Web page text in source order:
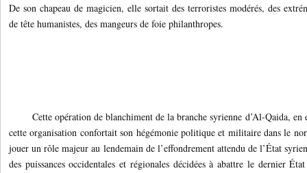
De son chapeau de magicien, elle sortait des terroristes modérés, des
de tête humanistes, des mangeurs de foie philanthropes.
Cette opération de blanchiment de la branche syrienne d’Al-Qaida,
cette organisation confortait son hégémonie politique et militaire dans le
jouer un rôle majeur au lendemain de l’effondrement attendu de l’État
des puissances occidentales et régionales décidées à abattre le dernier